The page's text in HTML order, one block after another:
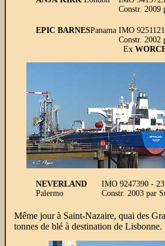
Constr.
EPIC BARNESPanama IMO
Constr. 2002
Ex
NEVERLAND
Palermo
IMO 9247390 -
Constr. 2003 par
Même jour à Saint-Nazaire, quai des
tonnes de blé à destination de